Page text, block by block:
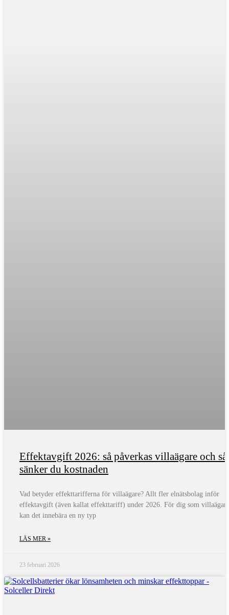
Effektavgift 2026: så påverkas villaägare och så
sänker du kostnaden
Vad betyder effekttarifferna för villaägare? Allt fler elnätsbolag inför
effektavgift (även kallat effekttariff) under 2026. För dig som villaägare
kan det innebära en ny typ
LÄS MER »
23 februari 2026